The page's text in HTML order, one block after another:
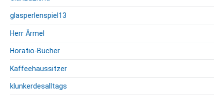
glasperlenspiel13
Herr Ärmel
Horatio-Bücher
Kaffeehaussitzer
klunkerdesalltags